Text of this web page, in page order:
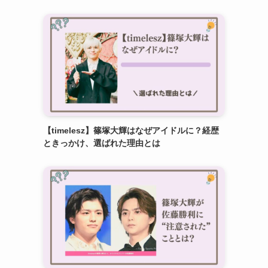
【timelesz】篠塚大輝はなぜアイドルに？経歴
ときっかけ、選ばれた理由とは